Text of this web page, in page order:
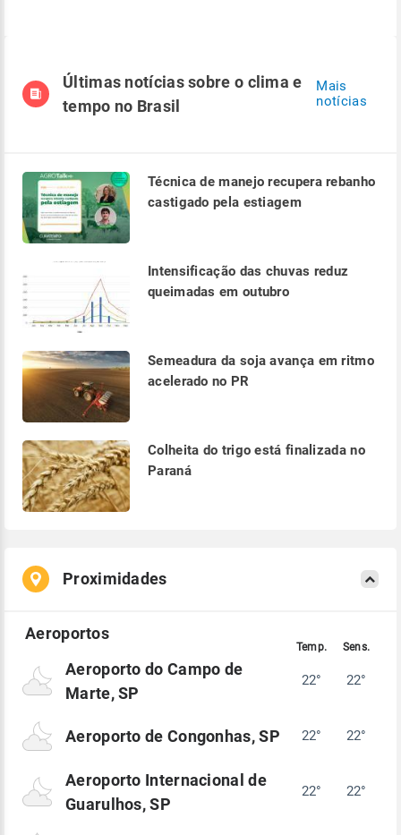
Últimas notícias sobre o clima e
tempo no Brasil
Mais
notícias
Técnica de manejo recupera rebanho
castigado pela estiagem
Intensificação das chuvas reduz
queimadas em outubro
Semeadura da soja avança em ritmo
acelerado no PR
Colheita do trigo está finalizada no
Paraná
Proximidades
Aeroporto do Campo de
Marte, SP
22° 22°
Aeroporto de Congonhas, SP 22° 22°
Aeroporto Internacional de
Guarulhos, SP
22° 22°